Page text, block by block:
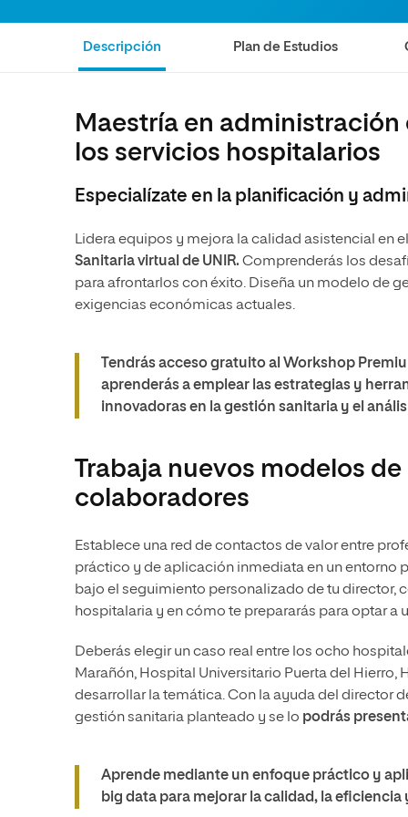
Administración de la Salud
Ciencias Sociales y del Trabajo
Diseño
Artes
Música
Educación
Administración de la Salud
Marketing y Comunicación
Diseño
Artes
Descripción Plan de Estudios
Maestría en
los servicios hospitalarios
Especialízate en la planificación y
Lidera equipos y mejora la calidad asistencial en
Sanitaria virtual de UNIR. Comprenderás los
para afrontarlos con éxito. Diseña un modelo de
exigencias económicas actuales.
Tendrás acceso gratuito al Workshop
aprenderás a emplear las estrategias y
innovadoras en la gestión sanitaria y el
Trabaja nuevos modelos
colaboradores
Establece una red de contactos de valor entre
práctico y de aplicación inmediata en un entorno
bajo el seguimiento personalizado de tu director,
hospitalaria y en cómo te prepararás para optar a
Deberás elegir un caso real entre los ocho
Marañón, Hospital Universitario Puerta del
desarrollar la temática. Con la ayuda del director
gestión sanitaria planteado y se lo podrás
Aprende mediante un enfoque práctico y
big data para mejorar la calidad, la eficiencia